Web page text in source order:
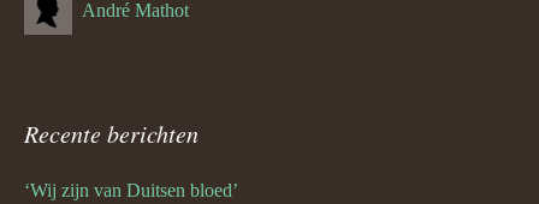
André Mathot
Recente berichten
‘Wij zijn van Duitsen bloed’